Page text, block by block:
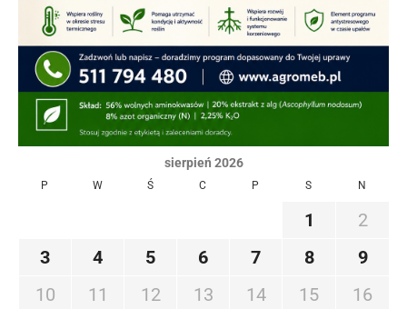
sierpień 2026
P W Ś C P S N
1
2
3
4 5 6 7 8
9
10
11 12 13 14 15
16